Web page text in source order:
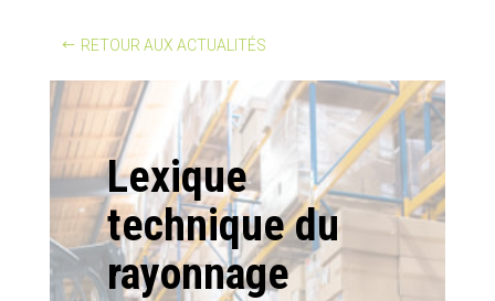
RETOUR AUX ACTUALITÉS
Lexique
technique du
rayonnage